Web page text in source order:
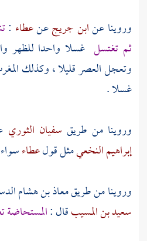
وروينا عنابن جريجعنعطاء :
ثم تغتسل غسلا واحدا للظهر
وتعجل العصر قليلا ، وكذلك
غسلا .
وروينا من طريق سفيان الثوري
إبراهيم النخعيمثل قولعطاء
وروينا من طريقمعاذ بن هشام
سعيد بن المسيبقال :